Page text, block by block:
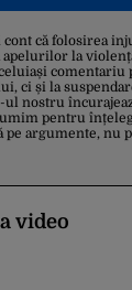
cont că folosirea
apelurilor la
comentariu
ci și la
ul nostru
pentru
pe argumente, nu
video